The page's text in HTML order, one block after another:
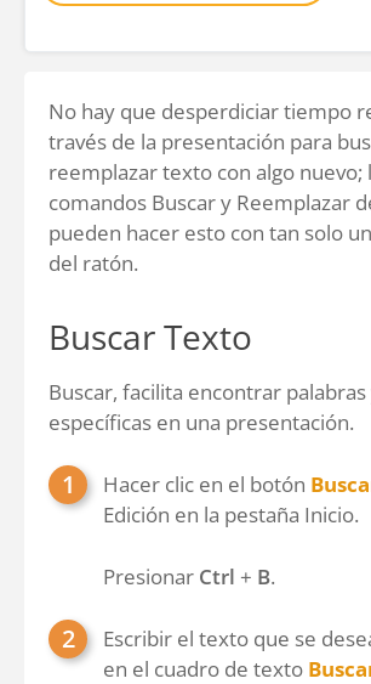
No hay que desperdiciar tiempo
través de la presentación para
reemplazar texto con algo nuevo;
comandos Buscar y Reemplazar
pueden hacer esto con tan solo
del ratón.
Buscar Texto
Buscar, facilita encontrar
específicas en una presentación.
Hacer clic en el botón
Edición en la pestaña Inicio.
Presionar Ctrl + B.
Escribir el texto que se
en el cuadro de texto